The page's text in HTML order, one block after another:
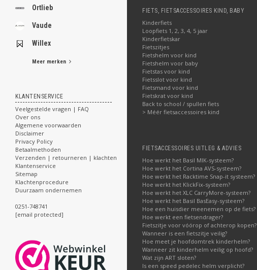
Ortlieb
Vaude
Willex
Meer merken
KLANTENSERVICE
Veelgestelde vragen | FAQ
Over ons
Algemene voorwaarden
Disclaimer
Privacy Policy
Betaalmethoden
Verzenden | retourneren | klachten
Klantenservice
Sitemap
Klachtenprocedure
Duurzaam ondernemen
0251-748741
[email protected]
FIETS, FIETSACCESSOIRES KIND, BABY
Kinderfiets
Loopfiets 1, 2, 3, 4, 5 jaar
Kinderfietskar
Fietszitjes
Fietshelm voor kind
Fietshelm voor baby
Fietstas voor kind
Fietsslot voor kind
Fietsmand voor kind
Fietskrat voor kind
Back to school / spullen fiets
> Méér fietsaccessoires kind
FIETSACCESSOIRES UITLEG & ADVIES
Hoe werkt het Basil MIK-systeem?
Hoe werkt het Cortina AVS-systeem?
Hoe werkt het Racktime Snap-it systeem?
Hoe werkt het KlickFix-systeem?
Hoe werkt het XLC CarryMore-systeem?
Hoe werkt het Basil BasEasy-systeem?
Hoe een huisdier meenemen op de fiets?
Hoe werkt een fietsendrager?
Fietszitje voor vóórop of achterop kopen?
Wanneer is een fietszitje veilig?
Hoe meet je hoofdomtrek kinderhelm?
Wanneer zit kinderhelm veilig op hoofd?
Wat zijn ART sloten?
Is een speed pedelec helm verplicht?